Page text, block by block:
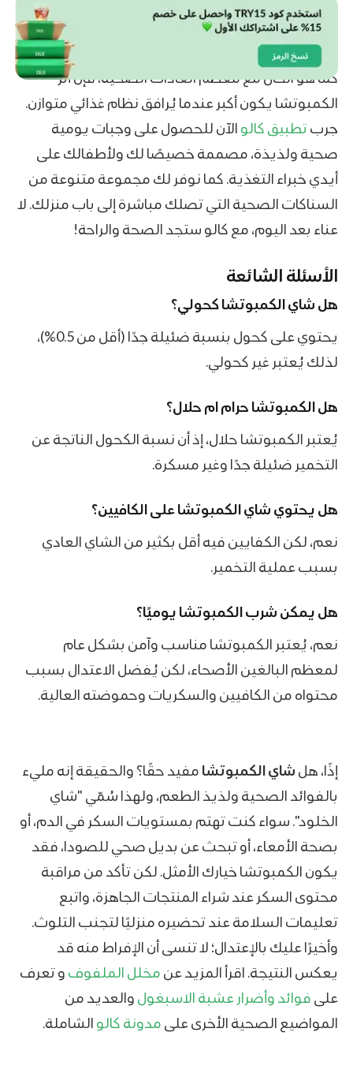
كما هو الحال مع معظم العادات الصحية، فإن أثر
الكمبوتشا يكون أكبر عندما يُرافق نظام غذائي متوازن.
جربتطبيق كالو الآن للحصول على وجبات يومية
صحية ولذيذة، مصممة خصيصًا لك ولأطفالك على
أيدي خبراء التغذية. كما نوفر لك مجموعة متنوعة من
السناكات الصحية التي تصلك مباشرة إلى باب منزلك. لا
عناء بعد اليوم، مع كالو ستجد الصحة والراحة!
الأسئلة الشائعة
هل شاي الكمبوتشا كحولي؟
يحتوي على كحول بنسبة ضئيلة جدًا (أقل من 0.5%)،
لذلك يُعتبر غير كحولي.
هل الكمبوتشا حرام ام حلال؟
يُعتبر الكمبوتشا حلال، إذ أن نسبة الكحول الناتجة عن
التخمير ضئيلة جدًا وغير مسكرة.
هل يحتوي شاي الكمبوتشا على الكافيين؟
نعم، لكن الكفايين فيه أقل بكثير من الشاي العادي
بسبب عملية التخمير.
هل يمكن شرب الكمبوتشا يوميًا؟
نعم، يُعتبر الكمبوتشا مناسب وآمن بشكل عام
لمعظم البالغين الأصحاء، لكن يُفضل الاعتدال بسبب
محتواه من الكافيين والسكريات وحموضته العالية.
إذًا، هل شاي الكمبوتشا مفيد حقًا؟ والحقيقة إنه مليء
بالفوائد الصحية ولذيذ الطعم، ولهذا سُمّي "شاي
الخلود". سواء كنت تهتم بمستويات السكر في الدم، أو
بصحة الأمعاء، أو تبحث عن بديل صحي للصودا، فقد
يكون الكمبوتشا خيارك الأمثل. لكن تأكد من مراقبة
محتوى السكر عند شراء المنتجات الجاهزة، واتبع
تعليمات السلامة عند تحضيره منزليًا لتجنب التلوث.
وأخيرًا عليك بالإعتدال؛ لا تنسى أن الإفراط منه قد
يعكس النتيجة. اقرأ المزيد عن مخلل الملفوف و تعرف
على فوائد وأضرار عشبة الاسبغول والعديد من
المواضيع الصحية الأخرى على مدونة كالو الشاملة.